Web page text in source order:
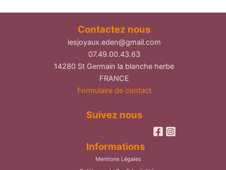
Contactez nous
lesjoyaux.eden@gmail.com
07.49.00.43.63
14280 St Germain la blanche herbe
FRANCE
Formulaire de contact
Suivez nous
Informations
Mentions Légales